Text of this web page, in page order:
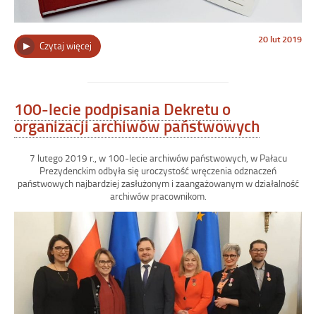
Czytaj więcej „2019
–
podpisania
Dekretu
o
archiwów
państwowych
i
opiece
nad
archiwaliami”
Opublikowano
20 lut 2019
100-lecie podpisania Dekretu o
organizacji archiwów państwowych
7 lutego 2019 r., w 100-lecie archiwów państwowych, w Pałacu
Prezydenckim odbyła się uroczystość wręczenia odznaczeń
państwowych najbardziej zasłużonym i zaangażowanym w działalność
archiwów pracownikom.